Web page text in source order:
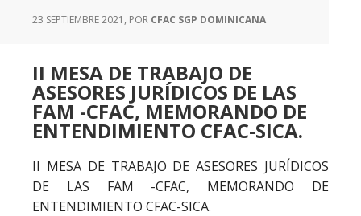
23 SEPTIEMBRE 2021 , POR CFAC SGP DOMINICANA
II MESA DE TRABAJO DE
ASESORES JURÍDICOS DE LAS
FAM -CFAC, MEMORANDO DE
ENTENDIMIENTO CFAC-SICA.
II MESA DE TRABAJO DE ASESORES JURÍDICOS
DE LAS FAM -CFAC, MEMORANDO DE
ENTENDIMIENTO CFAC-SICA.